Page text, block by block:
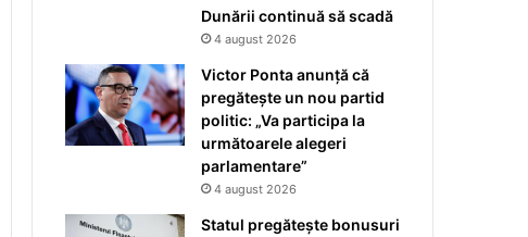
Dunării continuă să scadă
4 august 2026
Victor Ponta anunță că
pregătește un nou partid
politic: „Va participa la
următoarele alegeri
parlamentare”
4 august 2026
Statul pregătește bonusuri